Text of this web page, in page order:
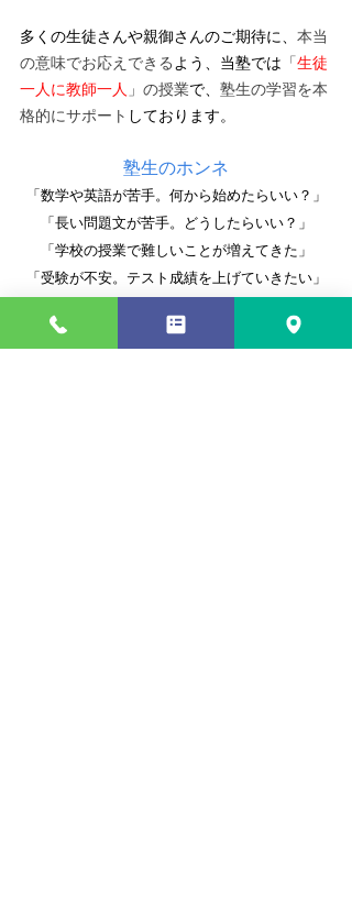
多くの生徒さんや親御さんのご期待に、 本当
の意味でお応えできるよう、当塾では 「生徒
一人に教師一人 」の授業で、 塾生の学習を本
格的にサポート しております。
塾生のホンネ
「数学や英語が苦手。何から始めたらいい？」
「長い問題文が苦手。どうしたらいい？」
「学校の授業で難しいことが増えてきた」
「受験が不安。テスト成績を上げていきたい」